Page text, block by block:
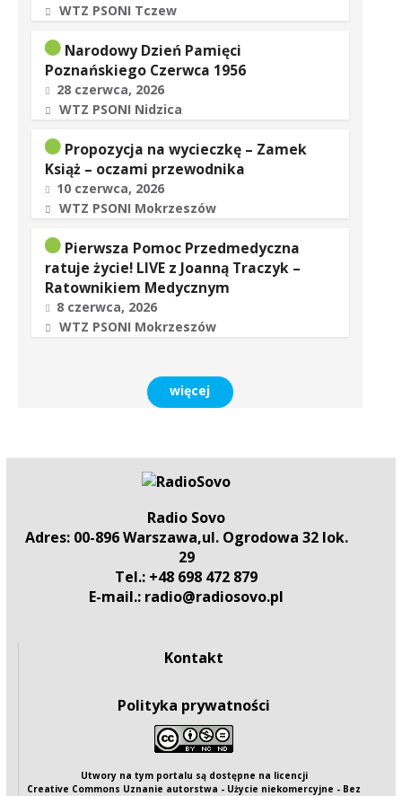
WTZ PSONI Tczew
Narodowy Dzień Pamięci
Poznańskiego Czerwca 1956
28 czerwca, 2026
WTZ PSONI Nidzica
Propozycja na wycieczkę – Zamek
Książ – oczami przewodnika
10 czerwca, 2026
WTZ PSONI Mokrzeszów
Pierwsza Pomoc Przedmedyczna
ratuje życie! LIVE z Joanną Traczyk –
Ratownikiem Medycznym
8 czerwca, 2026
WTZ PSONI Mokrzeszów
więcej
Radio Sovo
Adres: 00-896 Warszawa,ul. Ogrodowa 32 lok.
29
Tel.: +48 698 472 879
E-mail.: radio@radiosovo.pl
Kontakt
Polityka prywatności
Utwory na tym portalu są dostępne na licencji
Creative Commons Uznanie autorstwa - Użycie niekomercyjne - Bez